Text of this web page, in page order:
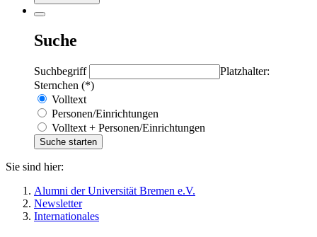
Suche
Suchbegriff
Platzhalter:
Sternchen (*)
Volltext
Personen/Einrichtungen
Volltext + Personen/Einrichtungen
Sie sind hier:
Alumni der Universität Bremen e.V.
Newsletter
Internationales